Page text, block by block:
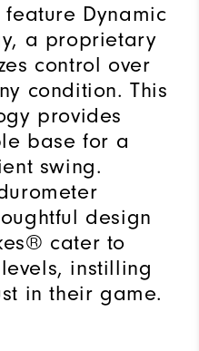
Dynamic
a proprietary
control over
condition. This
provides
base for a
swing.
design
cater to
instilling
in their game.